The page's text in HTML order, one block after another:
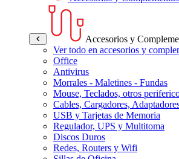
Accesorios y
Ver todo en accesorios y
Office
Antivirus
Morrales - Maletines - Fundas
Mouse, Teclados, otros
Cables, Cargadores,
USB y Tarjetas de Memoria
Regulador, UPS y Multitoma
Discos Duros
Redes, Routers y Wifi